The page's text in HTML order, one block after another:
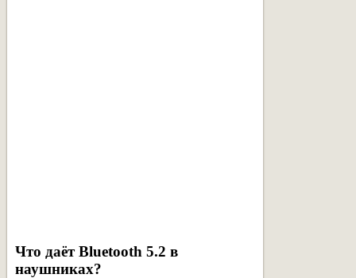
Что даёт Bluetooth 5.2 в
наушниках?